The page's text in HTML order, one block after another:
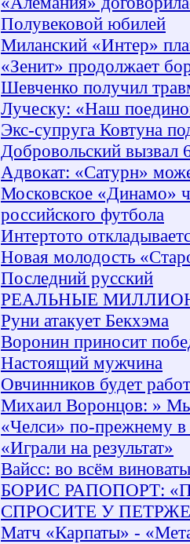
Полувековой юбилей
Миланский «Интер»
«Зенит» продолжает
Шевченко получил
Луческу: «Наш
Экс-супруга Ковтуна
Добровольский вызвал
Адвокат: «Сатурн»
Московское «Динамо»
российского футбола
Интертото
Новая молодость
Последний русский
РЕАЛЬНЫЕ
Руни атакует Бекхэма
Воронин приносит
Настоящий мужчина
Овчинников будет
Михаил Воронцов: »
«Челси» по-прежнему
«Играли на результат»
Вайсс: во всём
БОРИС РАПОПОРТ:
СПРОСИТЕ У
Матч «Карпаты» -